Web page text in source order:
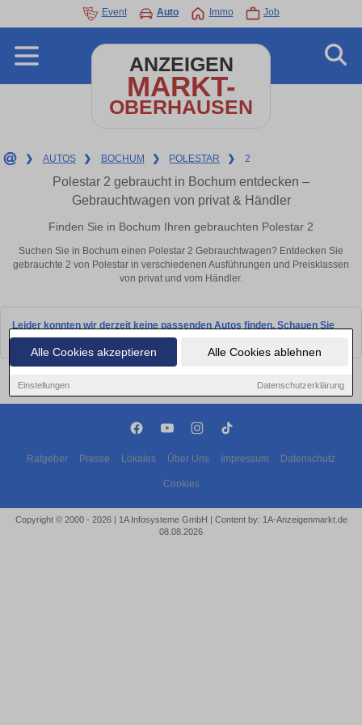
Alle Cookies akzeptieren Alle Cookies ablehnen
Einstellungen Datenschutzerklärung
Event Auto Immo Job
ANZEIGEN
MARKT-
OBERHAUSEN
❯ AUTOS ❯ BOCHUM ❯ POLESTAR ❯ 2
Polestar 2 gebraucht in Bochum entdecken –
Gebrauchtwagen von privat & Händler
Finden Sie in Bochum Ihren gebrauchten Polestar 2
Suchen Sie in Bochum einen Polestar 2 Gebrauchtwagen? Entdecken Sie
gebrauchte 2 von Polestar in verschiedenen Ausführungen und Preisklassen
von privat und vom Händler.
Leider konnten wir derzeit keine passenden Autos finden. Schauen Sie
bald wieder vorbei!
Ratgeber Presse Lokales Über Uns Impressum Datenschutz
Cookies
Copyright © 2000 - 2026 | 1A Infosysteme GmbH | Content by: 1A-Anzeigenmarkt.de
08.08.2026